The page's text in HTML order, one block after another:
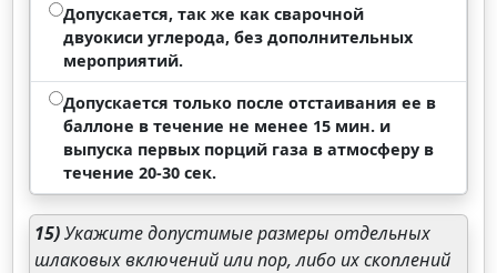
Допускается, так же как сварочной
двуокиси углерода, без дополнительных
мероприятий.
Допускается только после отстаивания ее в
баллоне в течение не менее 15 мин. и
выпуска первых порций газа в атмосферу в
течение 20-30 сек.
15)Укажите допустимые размеры отдельных
шлаковых включений или пор, либо их скоплений